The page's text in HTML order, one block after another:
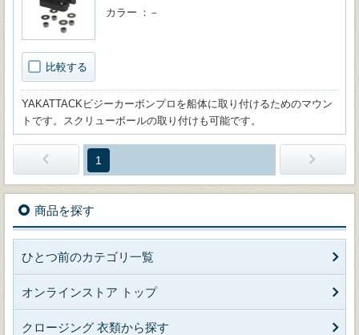
比較する
カラー
－
YAKATTACKビジーカーボンプロを船体に取り付けるためのマウン
トです。スクリューボールの取り付けも可能です。
1
商品を探す
ひとつ前のカテゴリ一覧
オンラインストア トップ
クロージング 衣類から探す